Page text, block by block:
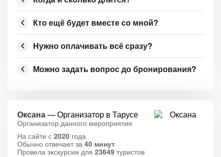
Кто ещё будет вместе со мной?
Нужно оплачивать всё сразу?
Можно задать вопрос до бронирования?
Оксана— Организатор в Тарусе
Организатор данного мероприятия
На сайте с 2020 года
Обычно отвечает за 40 минут
Провела экскурсии для 23649 туристов